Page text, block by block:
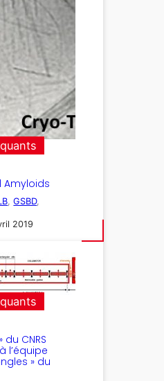
Amyloids
, GSBD
2019
du CNRS
l’équipe
» du